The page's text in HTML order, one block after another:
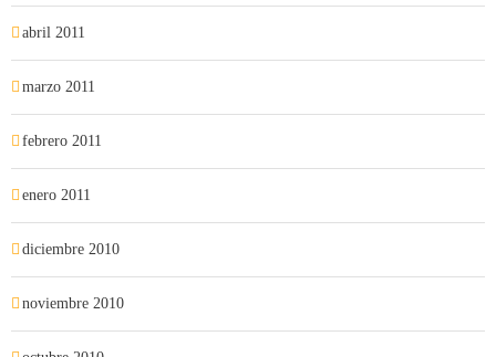
abril 2011
marzo 2011
febrero 2011
enero 2011
diciembre 2010
noviembre 2010